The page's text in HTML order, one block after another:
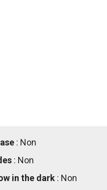
: Non
: Non
in the dark : Non